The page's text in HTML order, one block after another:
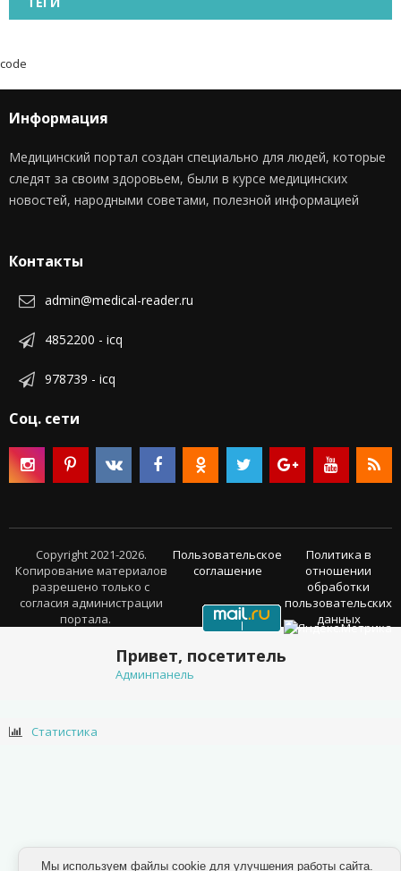
code
Информация
Медицинский портал создан специально для людей, которые
следят за своим здоровьем, были в курсе медицинских
новостей, народными советами, полезной информацией
Контакты
admin@medical-reader.ru
4852200 - icq
978739 - icq
Соц. сети
Copyright 2021-2026.
Копирование материалов
разрешено только с
согласия администрации
портала.
Пользовательское
соглашение
Политика в
отношении
обработки
пользовательских
данных
Привет, посетитель
Админпанель
Статистика
Мы используем файлы cookie для улучшения работы сайта.